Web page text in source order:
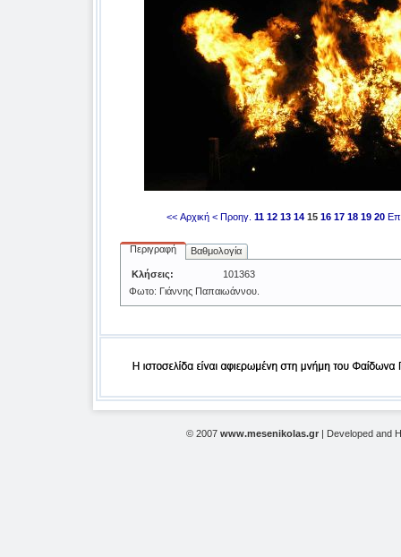
<< Αρχική < Προηγ. 11 12 13 14 15 16 17 18 19 20
Περιγραφή Βαθμολογία
Κλήσεις:
101363
Φωτο: Γιάννης Παπαιωάννου.
© 2007 www.mesenikolas.gr | Developed and